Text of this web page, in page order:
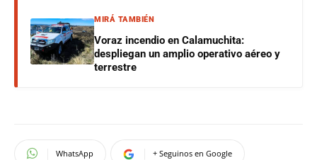
MIRÁ TAMBIÉN
Voraz incendio en Calamuchita:
despliegan un amplio operativo aéreo y
terrestre
WhatsApp + Seguinos en Google